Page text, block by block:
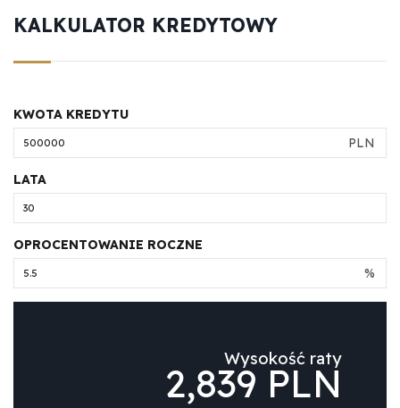
KALKULATOR KREDYTOWY
KWOTA KREDYTU
PLN
LATA
OPROCENTOWANIE ROCZNE
%
Wysokość raty
2,839 PLN